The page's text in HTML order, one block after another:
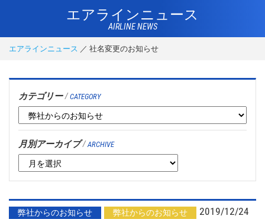
エアラインニュース
AIRLINE NEWS
エアラインニュース ​社名変更のお知らせ
カテゴリー/ CATEGORY
月別アーカイブ/ ARCHIVE
弊社からのお知らせ 弊社からのお知らせ
2019/12/24